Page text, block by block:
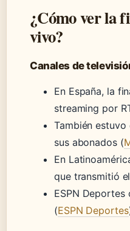
¿Cómo ver la
vivo?
Canales de
En España, la
streaming por
También
sus abonados (
En
que transmitió
ESPN
(ESPN Deportes